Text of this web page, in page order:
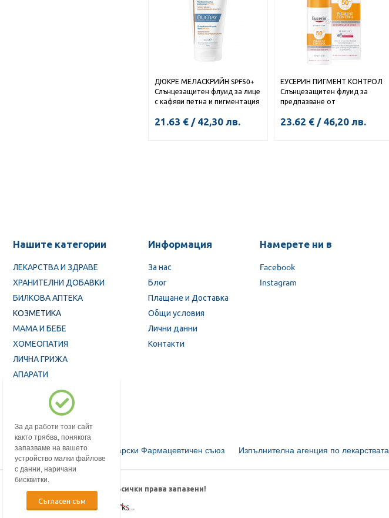
ДЮКРЕ МЕЛАСКРИЙН SPF50+
Слънцезащитен флуид за лице
с кафяви петна и пигментация
21.63 € / 42,30 лв.
ЕУСЕРИН ПИГМЕНТ КОНТРОЛ
Слънцезащитен флуид за
предпазване от
50мл
23.62 € / 46,20 лв.
Нашите категории
ЛЕКАРСТВА И ЗДРАВЕ
ХРАНИТЕЛНИ ДОБАВКИ
БИЛКОВА АПТЕКА
КОЗМЕТИКА
МАМА И БЕБЕ
ХОМЕОПАТИЯ
ЛИЧНА ГРИЖА
АПАРАТИ
ПРОМОЦИИ
Информация
За нас
Блог
Плащане и Доставка
Общи условия
Лични данни
Контакти
Намерете ни в
Facebook
Instagram
Български Фармацевтичен съюз Изпълнителна агенция по лекарствата
© 2018-2026 mypharmacy.bg. Всички права запазени!
Дизайн и изработка от
За да работи този сайт
както трябва, понякога
запазваме на вашето
устройство малки файлове
с данни, наричани
бисквитки.
Съгласен съм